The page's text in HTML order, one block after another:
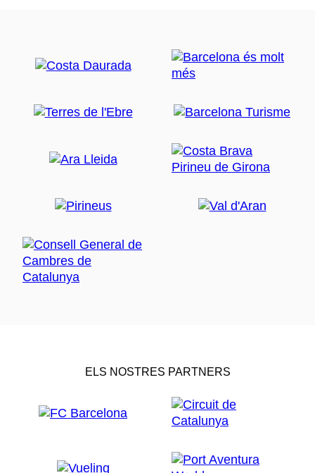
ELS NOSTRES PARTNERS